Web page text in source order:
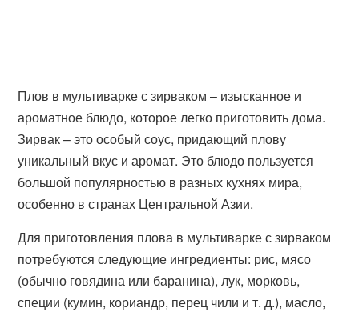
Плов в мультиварке с зирваком – изысканное и
ароматное блюдо, которое легко приготовить дома.
Зирвак – это особый соус, придающий плову
уникальный вкус и аромат. Это блюдо пользуется
большой популярностью в разных кухнях мира,
особенно в странах Центральной Азии.
Для приготовления плова в мультиварке с зирваком
потребуются следующие ингредиенты: рис, мясо
(обычно говядина или баранина), лук, морковь,
специи (кумин, кориандр, перец чили и т. д.), масло,